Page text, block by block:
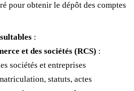
pour obtenir le dépôt des comptes
:
et des sociétés (RCS) :
sociétés et entreprises
statuts, actes